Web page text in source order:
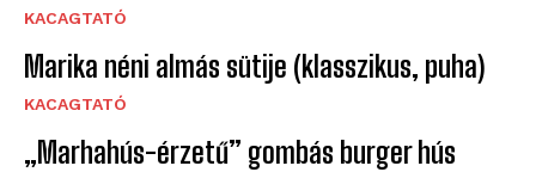
KACAGTATÓ
Marika néni almás sütije (klasszikus, puha)
KACAGTATÓ
„Marhahús-érzetű” gombás burger hús